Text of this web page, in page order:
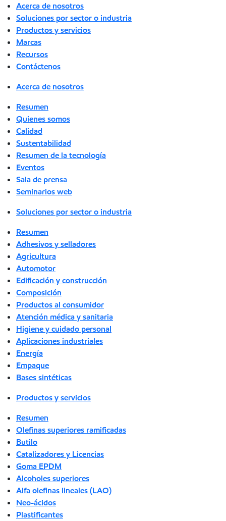
Acerca de nosotros
Soluciones por sector o industria
Productos y servicios
Marcas
Recursos
Contáctenos
Acerca de nosotros
Resumen
Quienes somos
Calidad
Sustentabilidad
Resumen de la tecnología
Eventos
Sala de prensa
Seminarios web
Soluciones por sector o industria
Resumen
Adhesivos y selladores
Agricultura
Automotor
Edificación y construcción
Composición
Productos al consumidor
Atención médica y sanitaria
Higiene y cuidado personal
Aplicaciones industriales
Energía
Empaque
Bases sintéticas
Productos y servicios
Resumen
Olefinas superiores ramificadas
Butilo
Catalizadores y Licencias
Goma EPDM
Alcoholes superiores
Alfa olefinas lineales (LAO)
Neo-ácidos
Plastificantes